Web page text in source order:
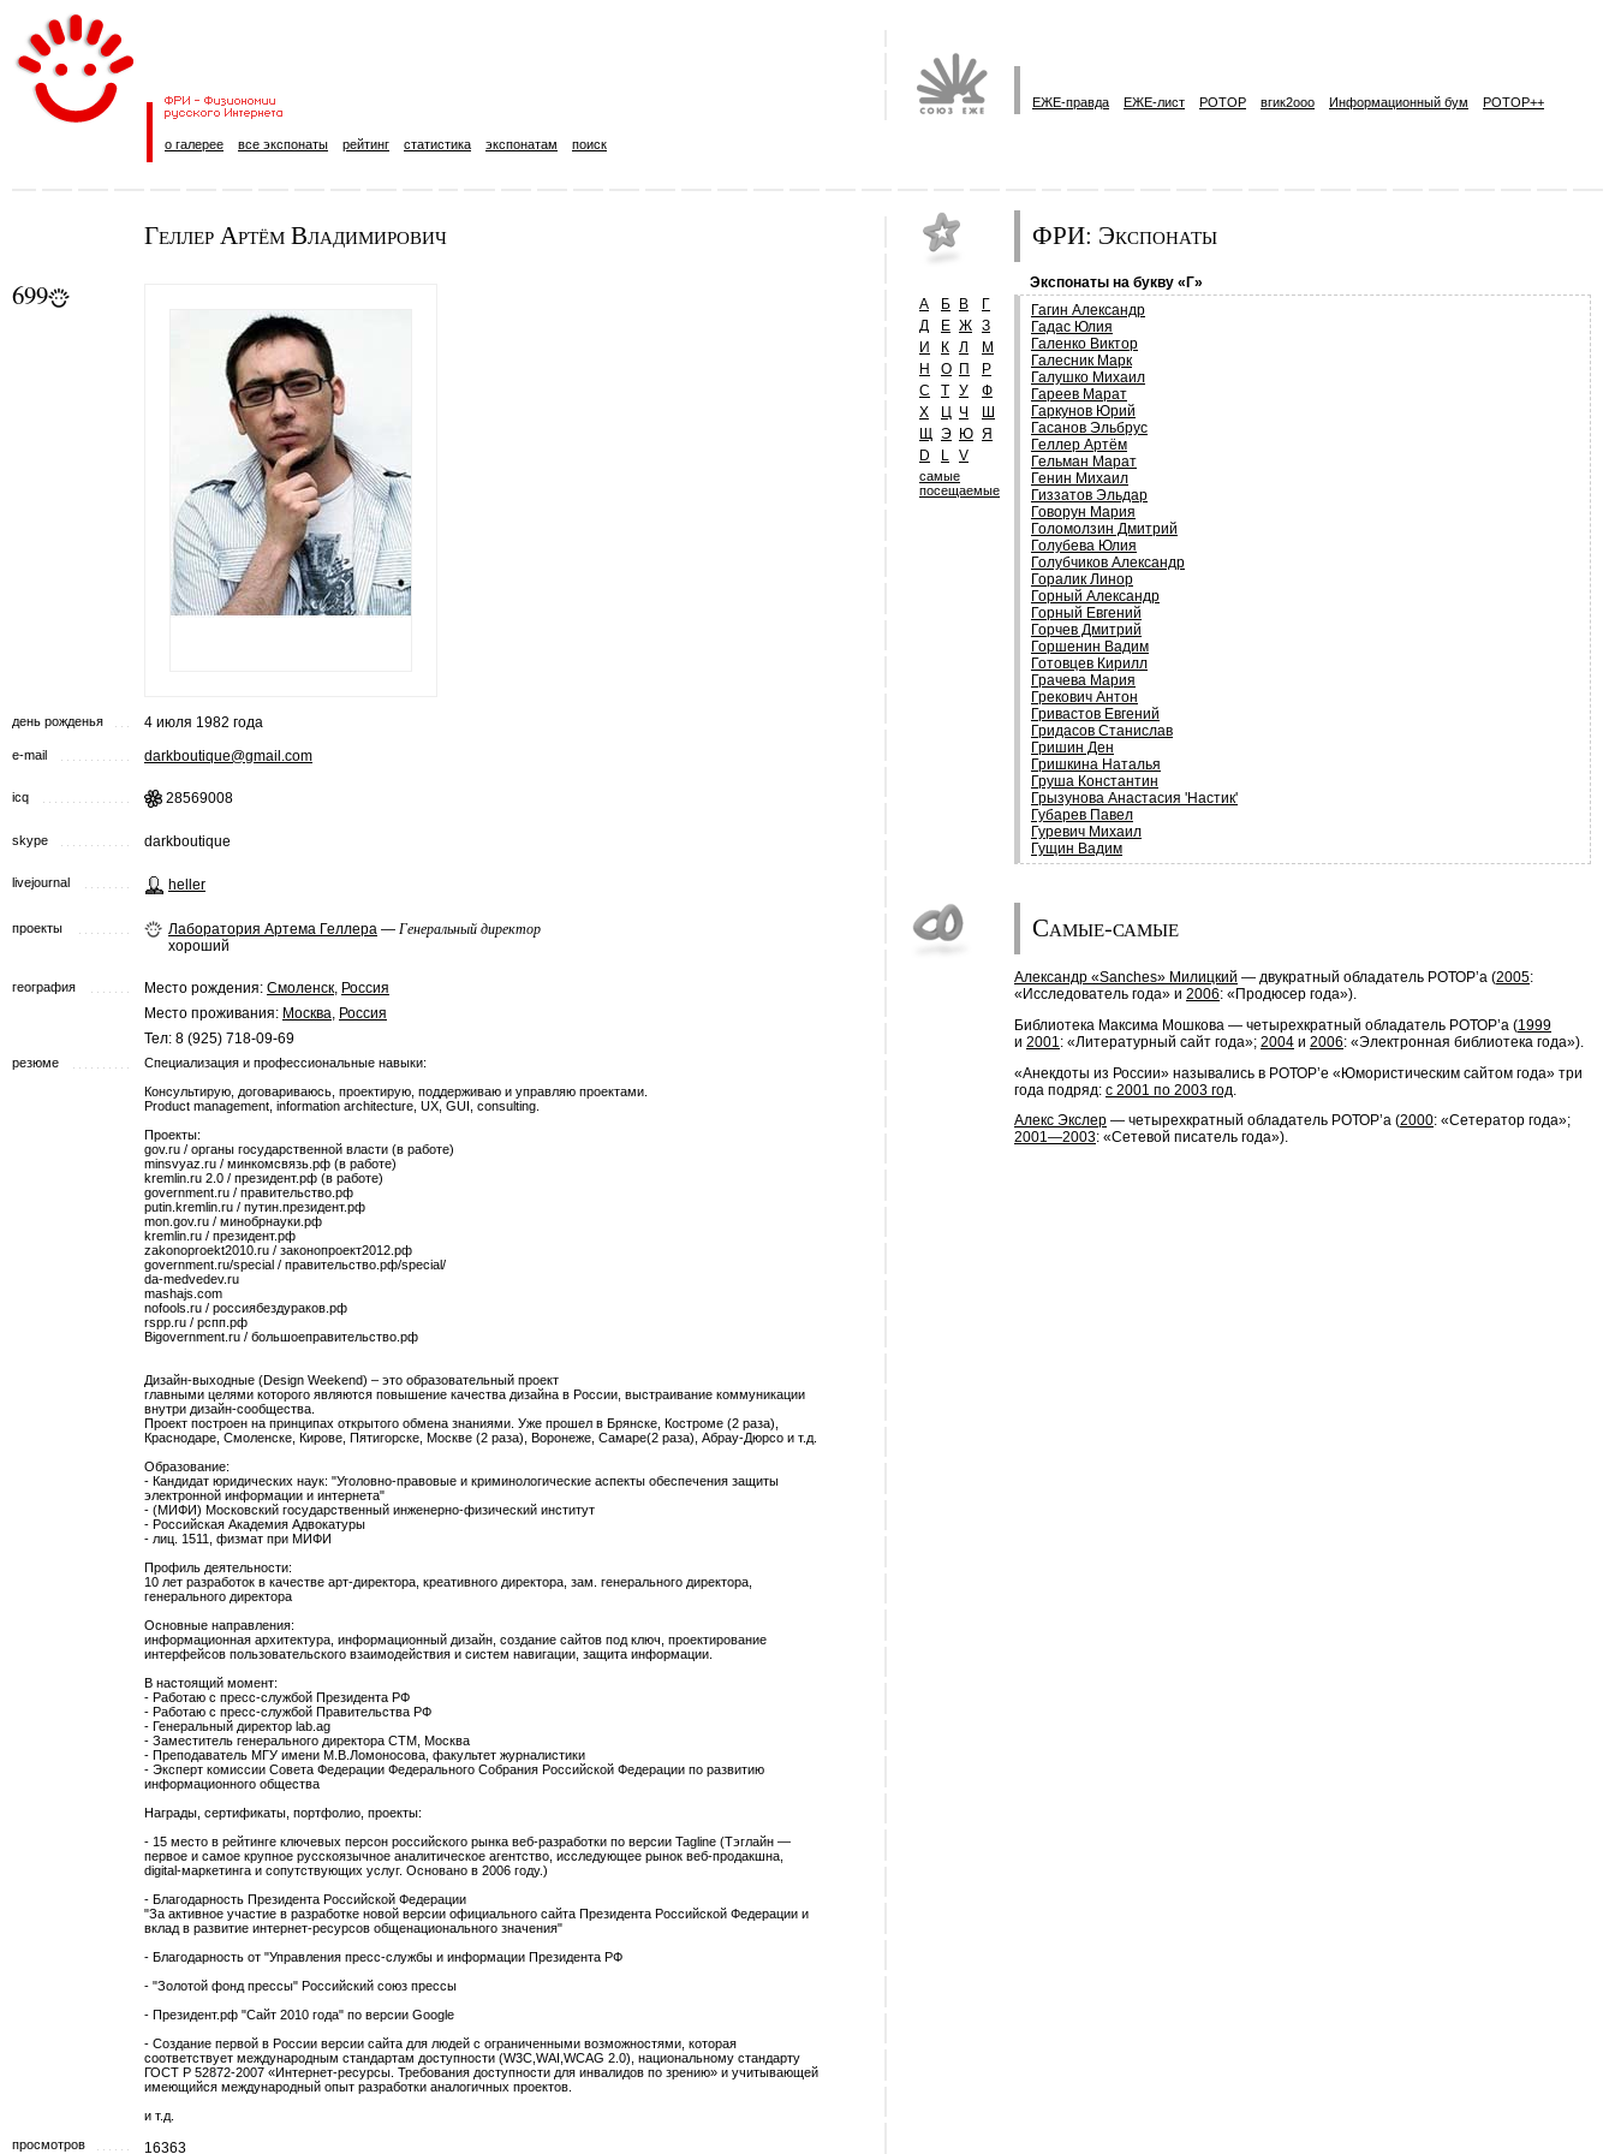
о галерее все экспонаты рейтинг статистика экспонатам поиск
ЕЖЕ-правда ЕЖЕ-лист РОТОР вгик2ooo Информационный бум РОТОР++
Геллер Артём Владимирович
699
день рожденья 4 июля 1982 года
e-mail darkboutique@gmail.com
icq 28569008
skype darkboutique
livejournal heller
проекты Лаборатория Артема Геллера — Генеральный директор
хороший
география Место рождения: Смоленск, Россия
Место проживания: Москва, Россия
Тел: 8 (925) 718-09-69
резюме
Специализация и профессиональные навыки:
Консультирую, договариваюсь, проектирую, поддерживаю и управляю проектами.
Product management, information architecture, UX, GUI, consulting.
Проекты:
gov.ru / органы государственной власти (в работе)
minsvyaz.ru / минкомсвязь.рф (в работе)
kremlin.ru 2.0 / президент.рф (в работе)
government.ru / правительство.рф
putin.kremlin.ru / путин.президент.рф
mon.gov.ru / минобрнауки.рф
kremlin.ru / президент.рф
zakonoproekt2010.ru / законопроект2012.рф
government.ru/special / правительство.рф/special­/
da-medvedev.ru
mashajs.com
nofools.ru / россиябездураков.рф
rspp.ru / рспп.рф
Bigovernment.ru / большоеправительство.рф
Дизайн-выходные (Design Weekend) – это образовательный проект
главными целями которого являются повышение качества дизайна в России, выстраивание коммуникации
внутри дизайн-сообщества.
Проект построен на принципах открытого обмена знаниями. Уже прошел в Брянске, Костроме (2 раза),
Краснодаре, Смоленске, Кирове, Пятигорске, Москве (2 раза), Воронеже, Самаре(2 раза), Абрау-Дюрсо и т.д.
Образование:
- Кандидат юридических наук: "Уголовно-правовые и криминологические аспекты обеспечения защиты
электронной информации и интернета"
- (МИФИ) Московский государственный инженерно-физический институт
- Российская Академия Адвокатуры
- лиц. 1511, физмат при МИФИ
Профиль деятельности:
10 лет разработок в качестве арт-директора, креативного директора, зам. генерального директора,
генерального директора
Основные направления:
информационная архитектура, информационный дизайн, создание сайтов под ключ, проектирование
интерфейсов пользовательского взаимодействия и систем навигации, защита информации.
В настоящий момент:
- Работаю с пресс-службой Президента РФ
- Работаю с пресс-службой Правительства РФ
- Генеральный директор lab.ag
- Заместитель генерального директора СТМ, Москва
- Преподаватель МГУ имени М.В.Ломоносова, факультет журналистики
- Эксперт комиссии Совета Федерации Федерального Собрания Российской Федерации по развитию
информационного общества
Награды, сертификаты, портфолио, проекты:
- 15 место в рейтинге ключевых персон российского рынка веб-разработки по версии Tagline (Тэглайн —
первое и самое крупное русскоязычное аналитическое агентство, исследующее рынок веб-продакшна,
digital-маркетинга и сопутствующих услуг. Основано в 2006 году.)
- Благодарность Президента Российской Федерации
"За активное участие в разработке новой версии официального сайта Президента Российской Федерации и
вклад в развитие интернет-ресурсов общенационального значения"
- Благодарность от "Управления пресс-службы и информации Президента РФ
- "Золотой фонд прессы" Российский союз прессы
- Президент.рф "Сайт 2010 года" по версии Google
- Создание первой в России версии сайта для людей с ограниченными возможностями, которая
соответствует международным стандартам доступности (W3C,WAI,WCAG 2.0), национальному стандарту
ГОСТ Р 52872-2007 «Интернет-ресурсы. Требования доступности для инвалидов по зрению» и учитывающей
имеющийся международный опыт разработки аналогичных проектов.
и т.д.
просмотров
16363
ФРИ: Экспонаты
А Б В
Г
Д
Е Ж З
И
К Л
М
Н
О П
Р
С
Т У
Ф
Х
Ц Ч
Ш
Щ Э Ю Я
D
L V
самые
посещаемые
Экспонаты на букву «Г»
Гагин Александр
Гадас Юлия
Галенко Виктор
Галесник Марк
Галушко Михаил
Гареев Марат
Гаркунов Юрий
Гасанов Эльбрус
Геллер Артём
Гельман Марат
Генин Михаил
Гиззатов Эльдар
Говорун Мария
Голомолзин Дмитрий
Голубева Юлия
Голубчиков Александр
Горалик Линор
Горный Александр
Горный Евгений
Горчев Дмитрий
Горшенин Вадим
Готовцев Кирилл
Грачева Мария
Грекович Антон
Гривастов Евгений
Гридасов Станислав
Гришин Ден
Гришкина Наталья
Груша Константин
Грызунова Анастасия 'Настик'
Губарев Павел
Гуревич Михаил
Гущин Вадим
Самые-самые
Александр «Sanches» Милицкий — двукратный обладатель РОТОР’a (2005:
«Исследователь года» и 2006: «Продюсер года»).
Библиотека Максима Мошкова — четырехкратный обладатель РОТОР’a (1999
и 2001: «Литературный сайт года»; 2004 и 2006: «Электронная библиотека года»).
«Анекдоты из России» назывались в РОТОР’е «Юмористическим сайтом года» три
года подряд: с 2001 по 2003 год
Алекс Экслер — четырехкратный обладатель РОТОР’a (2000: «Сетератор года»;
2001—2003: «Сетевой писатель года»).